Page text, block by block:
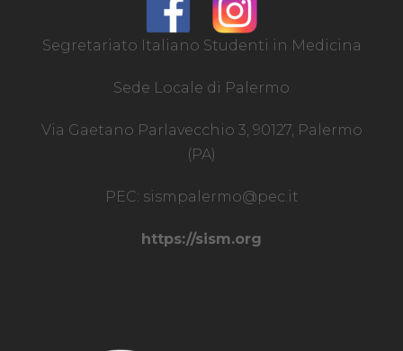
Segretariato Italiano Studenti in Medicina
Sede Locale di Palermo
Via Gaetano Parlavecchio 3, 90127, Palermo
(PA)
PEC: sismpalermo@pec.it
https://sism.org